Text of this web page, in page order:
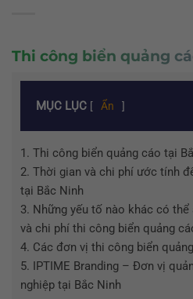
Thi công biển quảng
MỤC LỤC [ Ẩn ]
1. Thi công biển quảng cáo tại
2. Thời gian và chi phí ước tính
tại Bắc Ninh
3. Những yếu tố nào khác có
và chi phí thi công biển quảng
4. Các đơn vị thi công biển
5. IPTIME Branding – Đơn vị
nghiệp tại Bắc Ninh